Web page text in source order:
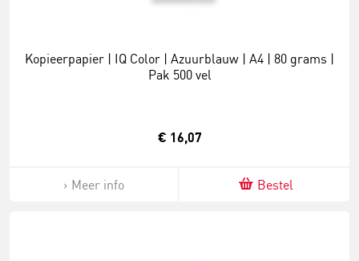
Kopieerpapier | IQ Color | Azuurblauw | A4 | 80 grams |
Pak 500 vel
€ 16,07
Meer info Bestel